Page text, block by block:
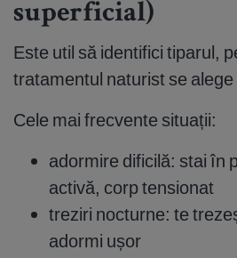
superficial)
Este util să identifici tiparul,
tratamentul naturist se alege
Cele mai frecvente situații:
adormire dificilă: stai în
activă, corp tensionat
treziri nocturne: te
adormi ușor